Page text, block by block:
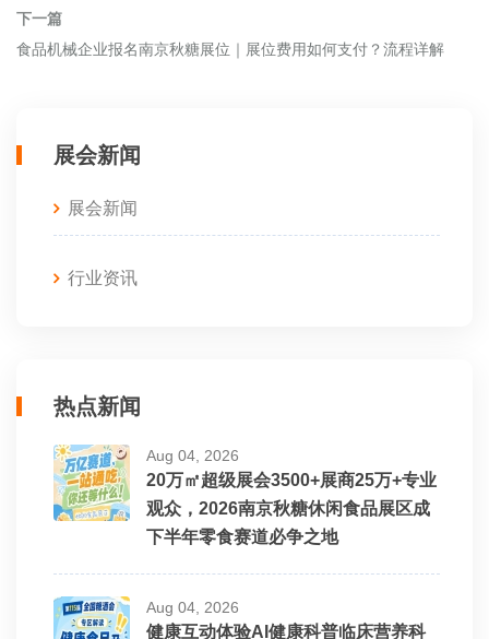
下一篇
食品机械企业报名南京秋糖展位｜展位费用如何支付？流程详解
展会新闻
展会新闻
行业资讯
热点新闻
Aug 04, 2026
20万㎡超级展会3500+展商25万+专业
观众，2026南京秋糖休闲食品展区成
下半年零食赛道必争之地
Aug 04, 2026
健康互动体验AI健康科普临床营养科